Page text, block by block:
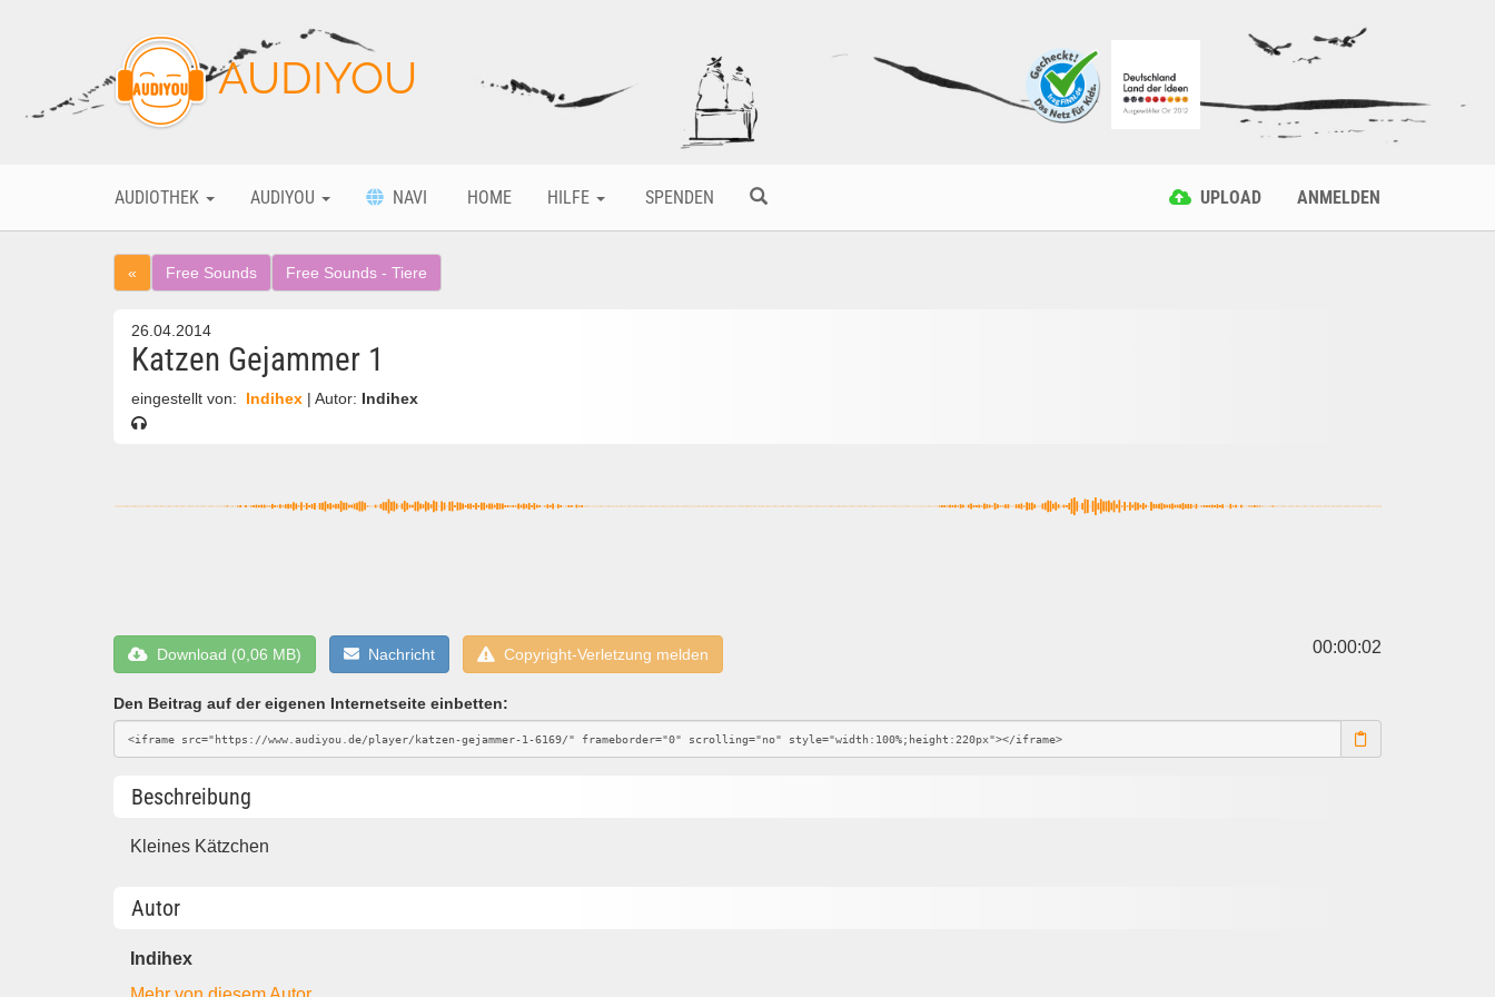
AUDIYOU
AUDIOTHEK AUDIYOU NAVI HOME HILFE SPENDEN UPLOAD ANMELDEN
« Free Sounds Free Sounds - Tiere
26.04.2014
Katzen Gejammer 1
eingestellt von: Indihex | Autor: Indihex
Download (0,06 MB) Nachricht Copyright-Verletzung melden 00:00:02
Den Beitrag auf der eigenen Internetseite einbetten:
Beschreibung
Kleines Kätzchen
Autor
Indihex